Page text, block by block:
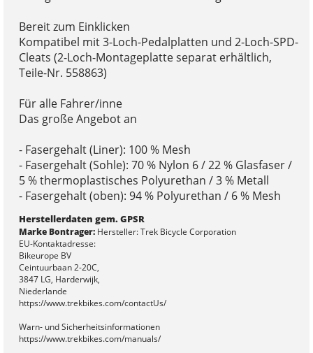
Bereit zum Einklicken
Kompatibel mit 3-Loch-Pedalplatten und 2-Loch-SPD-
Cleats (2-Loch-Montageplatte separat erhältlich,
Teile-Nr. 558863)
Für alle Fahrer/inne
Das große Angebot an
- Fasergehalt (Liner): 100 % Mesh
- Fasergehalt (Sohle): 70 % Nylon 6 / 22 % Glasfaser /
5 % thermoplastisches Polyurethan / 3 % Metall
- Fasergehalt (oben): 94 % Polyurethan / 6 % Mesh
Herstellerdaten gem. GPSR
Marke Bontrager:Hersteller: Trek Bicycle Corporation
EU-Kontaktadresse:
Bikeurope BV
Ceintuurbaan 2-20C,
3847 LG, Harderwijk,
Niederlande
https://www.trekbikes.com/contactUs/
Warn- und Sicherheitsinformationen
https://www.trekbikes.com/manuals/